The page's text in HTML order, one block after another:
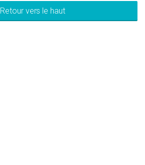
Retour vers le haut